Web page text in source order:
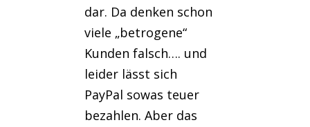
dar. Da denken schon
viele „betrogene“
Kunden falsch…. und
leider lässt sich
PayPal sowas teuer
bezahlen. Aber das